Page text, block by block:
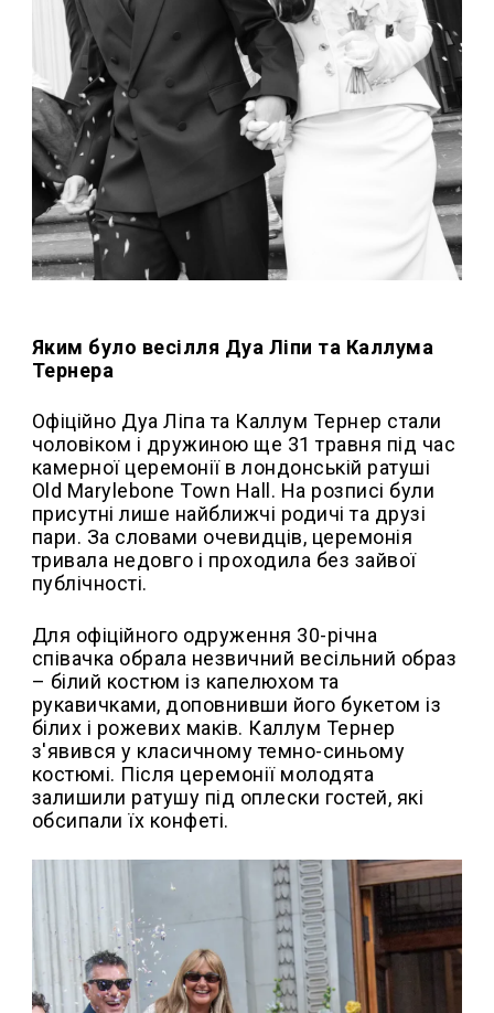
Яким було весілля Дуа Ліпи та Каллума
Тернера
Офіційно Дуа Ліпа та Каллум Тернер стали
чоловіком і дружиною ще 31 травня під час
камерної церемонії в лондонській ратуші
Old Marylebone Town Hall. На розписі були
присутні лише найближчі родичі та друзі
пари. За словами очевидців, церемонія
тривала недовго і проходила без зайвої
публічності.
Для офіційного одруження 30-річна
співачка обрала незвичний весільний образ
– білий костюм із капелюхом та
рукавичками, доповнивши його букетом із
білих і рожевих маків. Каллум Тернер
з'явився у класичному темно-синьому
костюмі. Після церемонії молодята
залишили ратушу під оплески гостей, які
обсипали їх конфеті.